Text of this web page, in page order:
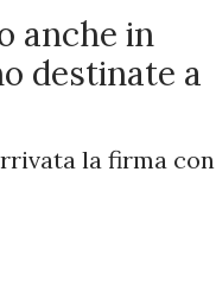
anche in
destinate a
la firma con